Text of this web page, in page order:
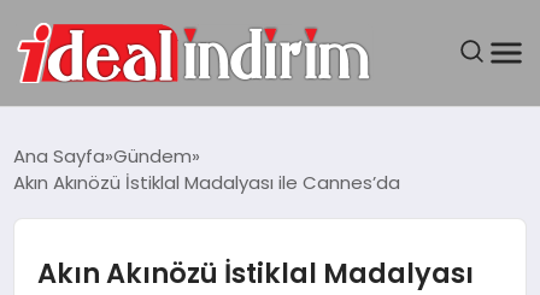
DÜNYA
Ana Sayfa Gündem
Akın Akınözü İstiklal Madalyası ile Cannes’da
Akın Akınözü İstiklal Madalyası